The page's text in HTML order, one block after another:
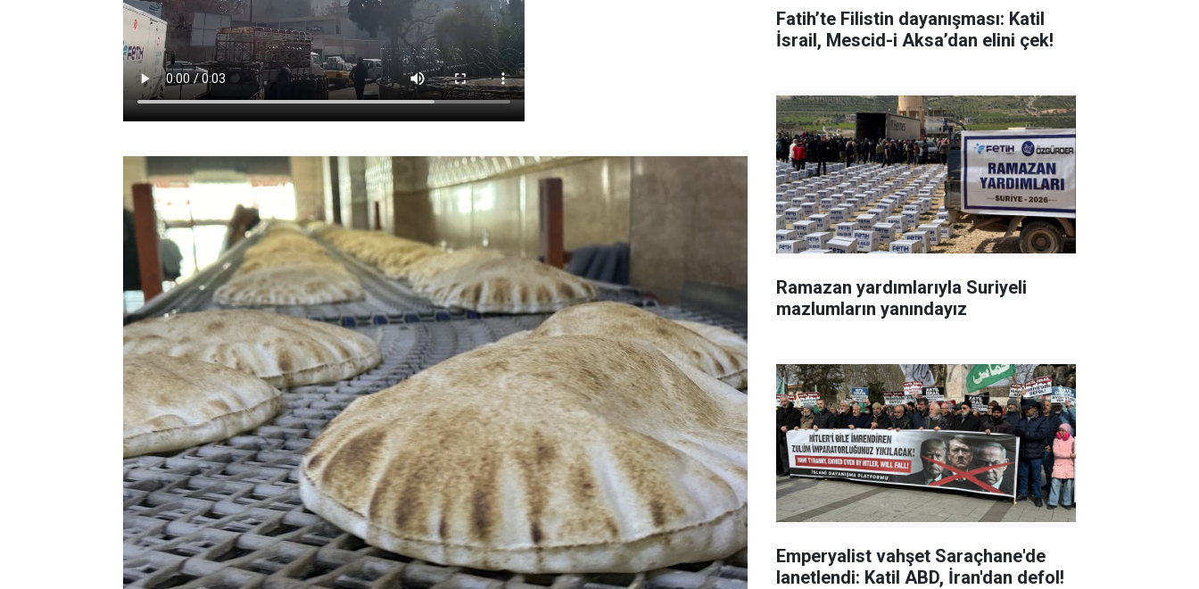
Fatih’te Filistin dayanışması: Katil
İsrail, Mescid-i Aksa’dan elini çek!
Ramazan yardımlarıyla Suriyeli
mazlumların yanındayız
Emperyalist vahşet Saraçhane'de
lanetlendi: Katil ABD, İran'dan defol!